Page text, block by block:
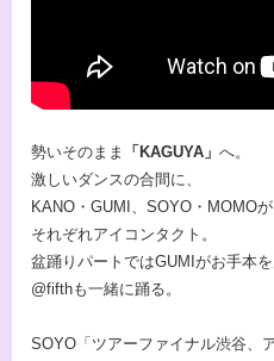
勢いそのまま 「KAGUYA」 へ。
激しいダンスの合間に、
KANO・GUMI、SOYO・MOMOが
それぞれアイコンタクト。
盆踊りパートではGUMIがお手本を
@fifthも一緒に踊る。
SOYO「ツアーファイナル渋谷、